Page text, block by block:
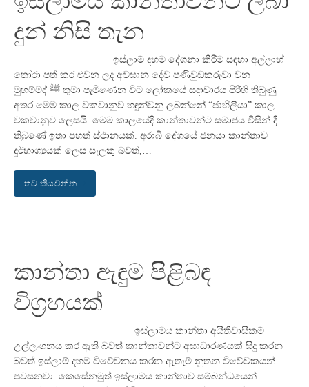
දුන් නිසි තැන
ඉස්ලාම් දහම දේශනා කිරීම සඳහා අල්ලාහ්
තෝරා පත් කර එවන ලද අවසාන දේව පණිවුඩකරුවා වන
මුහම්මද් ﷺ තුමා පැමිණෙන විට ලෝකයේ සදාචාරය පිරීහි තිබුණු
අතර මෙම කාල වකවානුව හඳුන්වනු ලබන්නේ “ජාහිලියා” කාල
වකවානුව ලෙසයි. මෙම කාලයේදී කාන්තාවන්ට සමාජය විසින් දී
තිබුණේ ඉතා පහත් ස්ථානයක්. අරාබි දේශයේ ජනයා කාන්තාව
දුර්භාග්‍යයක් ලෙස සැලකු බවත්,…
තව කියවන්න
කාන්තා ඇඳුම පිළිබඳ
විග්‍රහයක්
ඉස්ලාමය කාන්තා අයිතිවාසිකම්
උල්ලංගනය කර ඇති බවත් කාන්තාවන්ට අසාධාරණයක් සිදු කරන
බවත් ඉස්ලාම් දහම විවේචනය කරන ඇතැම් නූතන විවේචකයන්
පවසනවා. කෙසේනමුත් ඉස්ලාමය කාන්තාව සම්බන්ධයෙන්